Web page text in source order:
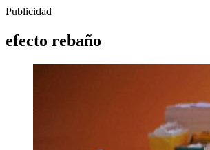
Publicidad
efecto rebaño